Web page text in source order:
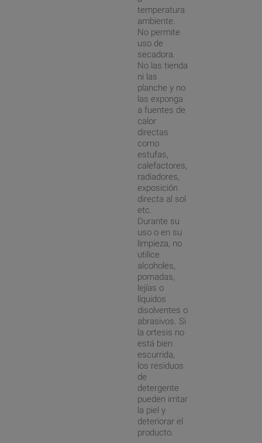
temperatura
ambiente.
No permite
uso de
secadora.
No las tienda
ni las
planche y no
las exponga
a fuentes de
calor
directas
como
estufas,
calefactores,
radiadores,
exposición
directa al sol
etc.
Durante su
uso o en su
limpieza, no
utilice
alcoholes,
pomadas,
lejías o
líquidos
disolventes o
abrasivos. Si
la ortesis no
está bien
escurrida,
los residuos
de
detergente
pueden irritar
la piel y
deteriorar el
producto.